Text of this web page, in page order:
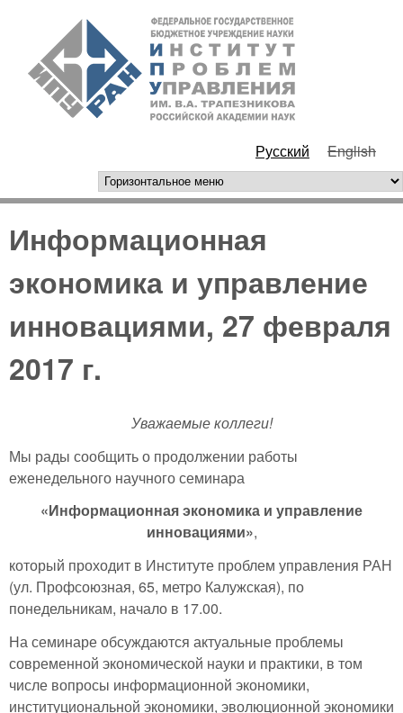
Перейти к основному
содержанию
РАН
Русский English
горизонтальное меню
Информационная
экономика и управление
инновациями, 27 февраля
2017 г.
Уважаемые коллеги!
Мы рады сообщить о продолжении работы
еженедельного научного семинара
«Информационная экономика и управление
инновациями»,
который проходит в Институте проблем управления РАН
(ул. Профсоюзная, 65, метро Калужская), по
понедельникам, начало в 17.00.
На семинаре обсуждаются актуальные проблемы
современной экономической науки и практики, в том
числе вопросы информационной экономики,
институциональной экономики, эволюционной экономики